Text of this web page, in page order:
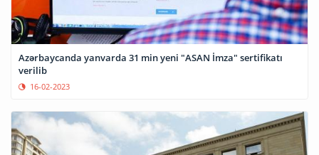
Azərbaycanda yanvarda 31 min yeni "ASAN İmza" sertifikatı
verilib
16-02-2023